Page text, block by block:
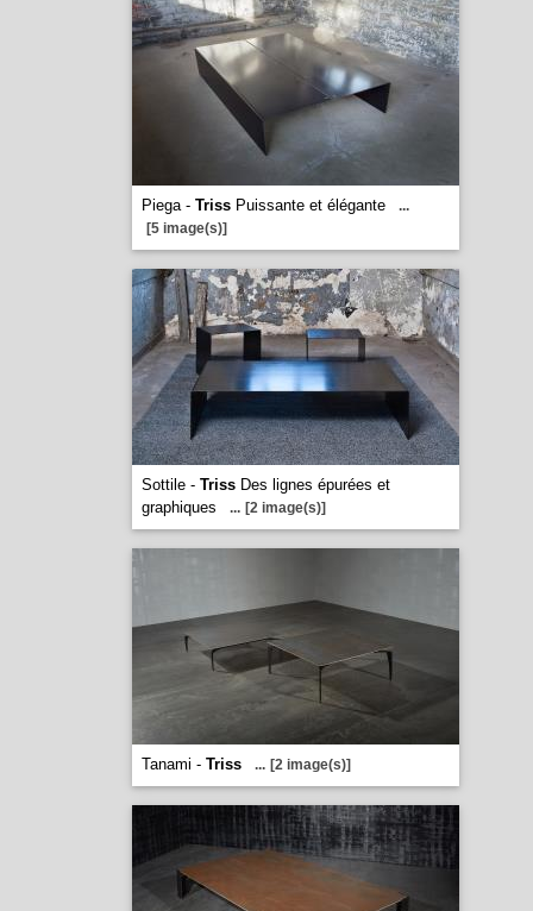
Piega - TrissPuissante et élégante
...
[5 image(s)]
Sottile - TrissDes lignes épurées et
graphiques
... [2 image(s)]
Tanami - Triss ... [2 image(s)]